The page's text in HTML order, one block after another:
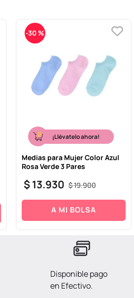
-30 %
¡Llévatelo ahora!
Medias para Mujer Color Azul
Rosa Verde 3 Pares
$19.900
$13.930
A MI BOLSA
Disponible pago
en Efectivo.